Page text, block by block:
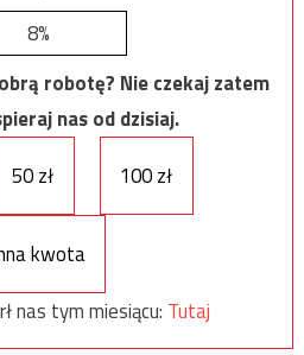
8%
robotę? Nie czekaj zatem
nas od dzisiaj.
50 zł 100 zł
kwota
nas tym miesiącu: Tutaj